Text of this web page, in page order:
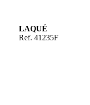
LAQUÉ
Ref. 41235F